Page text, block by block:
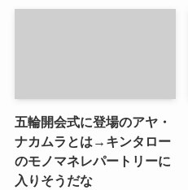
五輪開会式に登場のアヤ・
ナカムラとは→キンタロー
のモノマネレパートリーに
入りそうだな